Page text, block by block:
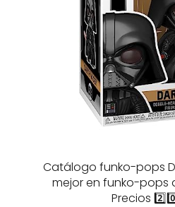
Catálogo funko-pops
mejor en funko-pops
Precios